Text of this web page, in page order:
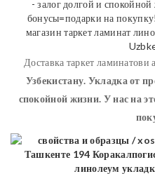
Доставка таркет ламинатови
Узбекистану. Укладка от
спокойной жизни. У нас на